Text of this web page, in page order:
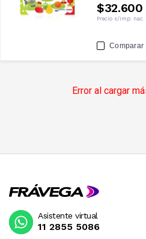
$32.600
Precio s/imp. nac.
Comparar
Error al cargar
Asistente virtual
11 2855 5086